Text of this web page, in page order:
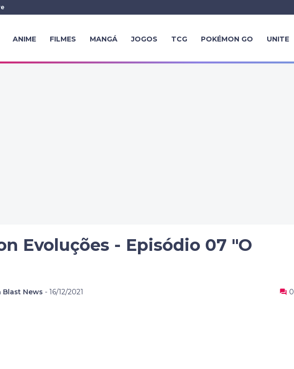
ANIME FILMES MANGÁ JOGOS TCG POKÉMON GO UNITE
Evoluções - Episódio 07 "O
Blast News - 16/12/2021 0